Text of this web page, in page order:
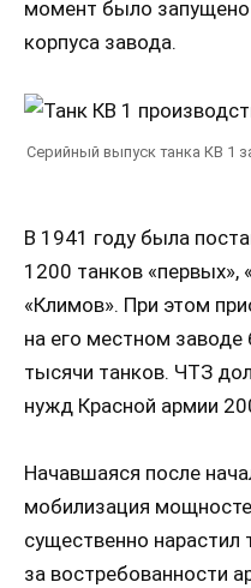
момент было запущено
корпуса завода.
Серийный выпуск танка КВ 1
В 1941 году была
1200 танков «первых»,
«Климов». При этом
на его местном
тысячи танков. ЧТЗ
нужд Красной армии
Начавшаяся после
мобилизация
существенно
за востребованности